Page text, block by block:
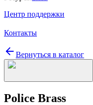
Центр поддержки
Контакты
Вернуться в каталог
Police Brass